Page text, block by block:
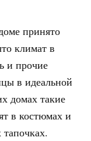
принято
климат в
и прочие
в идеальной
домах такие
в костюмах и